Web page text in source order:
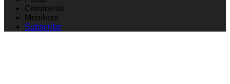
Comments
Members
Subscribe